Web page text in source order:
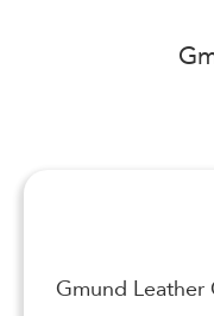
Gmund Leather